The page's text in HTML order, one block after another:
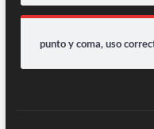
punto y coma, uso